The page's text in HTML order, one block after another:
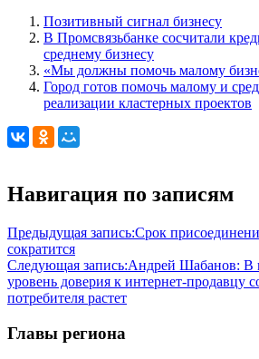
Позитивный сигнал бизнесу
В Промсвязьбанке сосчитали
среднему бизнесу
«Мы должны помочь малому
Город готов помочь малому и
реализации кластерных проектов
Навигация по записям
Предыдущая запись:Срок
сократится
Следующая запись:Андрей Шабанов: В
уровень доверия к интернет-продавцу
потребителя растет
Главы региона